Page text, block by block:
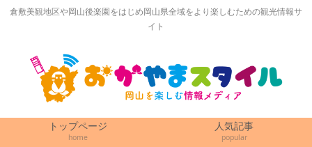
倉敷美観地区や岡山後楽園をはじめ岡山県全域をより楽しむための観光情報サ
イト
トップページ
home
人気記事
popular